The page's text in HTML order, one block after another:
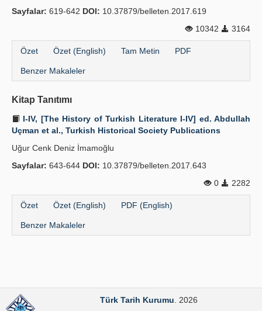
Sayfalar: 619-642 DOI: 10.37879/belleten.2017.619
10342
3164
Özet Özet (English) Tam Metin PDF
Benzer Makaleler
Kitap Tanıtımı
I-IV, [The History of Turkish Literature I-IV] ed. Abdullah
Uçman et al., Turkish Historical Society Publications
Uğur Cenk Deniz İmamoğlu
Sayfalar: 643-644 DOI: 10.37879/belleten.2017.643
0
2282
Özet Özet (English) PDF (English)
Benzer Makaleler
Türk Tarih Kurumu . 2026